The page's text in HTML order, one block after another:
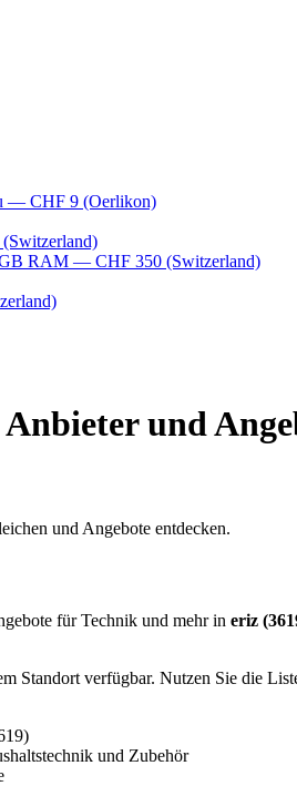
— CHF 9 (Oerlikon)
(Switzerland)
RAM — CHF 350 (Switzerland)
und
und Angebote entdecken.
für Technik und mehr in eriz
Standort verfügbar. Nutzen Sie die
und Zubehör